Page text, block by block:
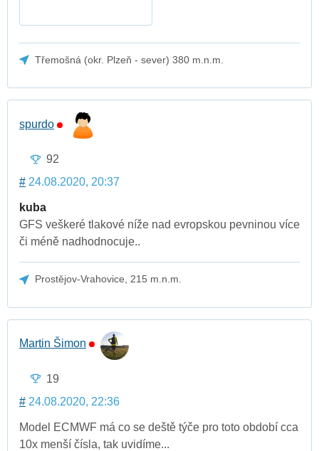
Třemošná (okr. Plzeň - sever) 380 m.n.m.
spurdo
92
# 24.08.2020, 20:37
kuba
GFS veškeré tlakové níže nad evropskou pevninou více
či méně nadhodnocuje..
Prostějov-Vrahovice, 215 m.n.m.
Martin Šimon
19
# 24.08.2020, 22:36
Model ECMWF má co se deště týče pro toto období cca
10x menší čísla, tak uvidíme...